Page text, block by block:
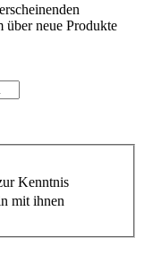
über neue Produkte
Kenntnis
mit ihnen